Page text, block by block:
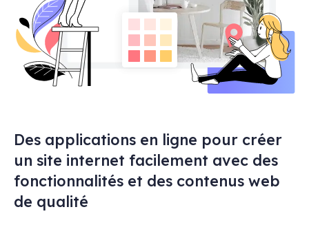
Des applications en ligne pour créer
un site internet facilement avec des
fonctionnalités et des contenus web
de qualité